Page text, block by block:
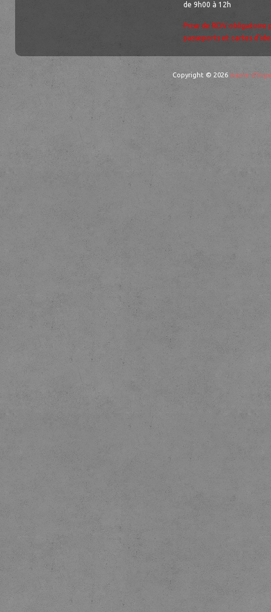
de 9h00 à 12h
Prise de RDV obligatoire
passeports et cartes
Copyright © 2026 mairie